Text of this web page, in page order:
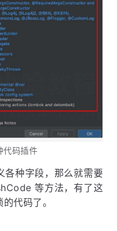
代码插件
各种字段，那么就需要
等方法，有了这
代码了。